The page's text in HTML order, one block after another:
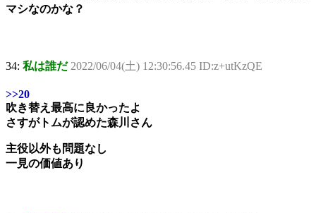
マシなのかな？
34: 私は誰だ 2022/06/04(土) 12:30:56.45 ID:z+utKzQE
>>20
吹き替え最高に良かったよ
さすがトムが認めた森川さん
主役以外も問題なし
一見の価値あり